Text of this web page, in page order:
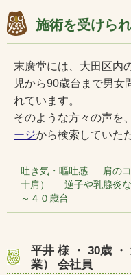
施術を受けら
末廣堂には、大田区内
児から90歳台まで男女
れています。
そのような方々の声を、
ージから検索していた
吐き気・嘔吐感 肩のコ
十肩） 逆子や乳腺炎
～４０歳台
平井 様 ・ 30歳
業） 会社員